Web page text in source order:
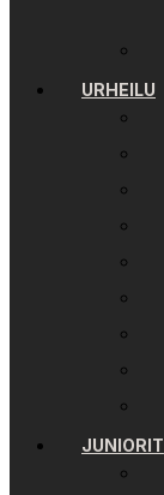
URHEILU
JUNIORIT